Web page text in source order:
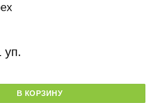
уп.
Кедровый орех
В КОРЗИНУ